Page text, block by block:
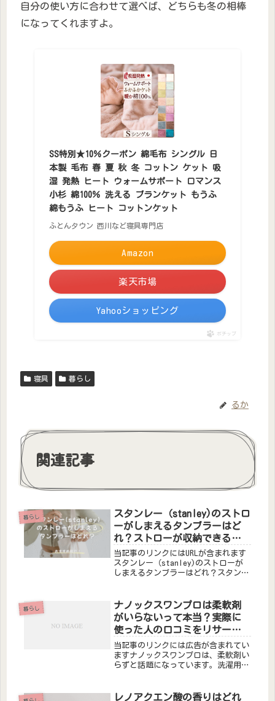
自分の使い方に合わせて選べば、どちらも冬の相棒
になってくれますよ。
SS特別★10％クーポン 綿毛布 シングル 日
本製 毛布 春 夏 秋 冬 コットン ケット 吸
湿 発熱 ヒート ウォームサポート ロマンス
小杉 綿100％ 洗える ブランケット もうふ
綿もうふ ヒート コットンケット
ふとんタウン 西川など寝具専門店
Amazon
楽天市場
Yahooショッピング
ポチップ
寝具 暮らし
るか
関連記事
暮らし
スタンレー（stanley)のストロ
ーがしまえるタンブラーはど
れ？ストローが収納できる２
種を紹介
当記事のリンクにはURLが含まれます
スタンレー（stanley)のストローが
しまえるタンブラーはどれ？スタンレ
（stanley)のストローがしまえるタ
ンブラー真空クエンチャープロツ...
暮らし
ナノックスワンプロは柔軟剤
がいらないって本当？実際に
使った人の口コミをリサー
チ！
当記事のリンクには広告が含まれてい
ますナノックスワンプロは、柔軟剤い
らずと話題になっています。洗濯用洗
剤なしでも快適な仕上がりになるの
レノアクエン酸の香りはどれ